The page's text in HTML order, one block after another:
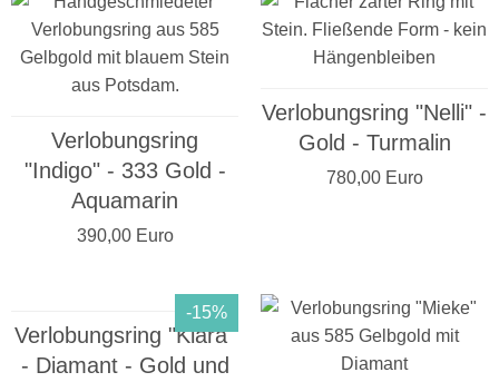
Verlobungsring
"Indigo" - 333 Gold -
Aquamarin
390,00 Euro
Verlobungsring "Nelli" -
Gold - Turmalin
780,00 Euro
Verlobungsring "Klara"
- Diamant - Gold und
-15%